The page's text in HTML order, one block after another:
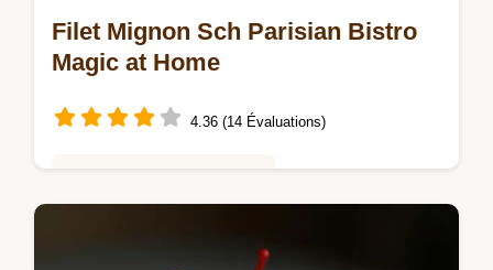
Filet Mignon Sch Parisian Bistro
Magic at Home
4.36 (14 Évaluations)
grands restaurants parisiens Cette recette